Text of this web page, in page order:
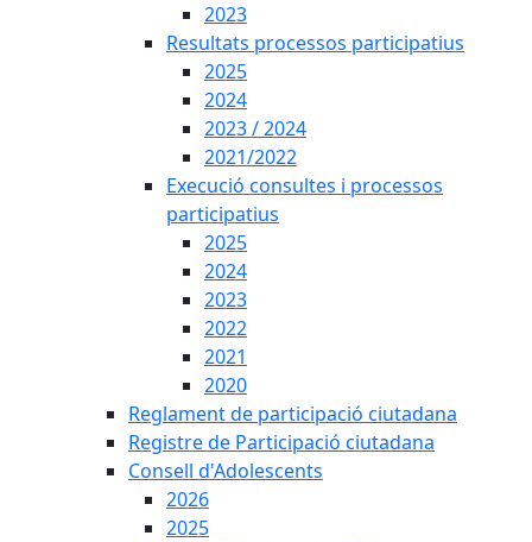
2023
Resultats processos participatius
2025
2024
2023 / 2024
2021/2022
Execució consultes i processos
participatius
2025
2024
2023
2022
2021
2020
Reglament de participació ciutadana
Registre de Participació ciutadana
Consell d'Adolescents
2026
2025